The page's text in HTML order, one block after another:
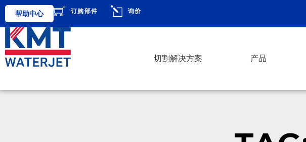
帮助中心 订购部件 询价
切割解决方案 产品